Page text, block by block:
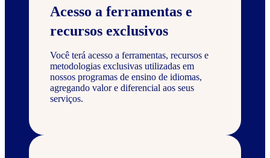
Acesso a ferramentas e
recursos exclusivos
Você terá acesso a ferramentas, recursos e
metodologias exclusivas utilizadas em
nossos programas de ensino de idiomas,
agregando valor e diferencial aos seus
serviços.